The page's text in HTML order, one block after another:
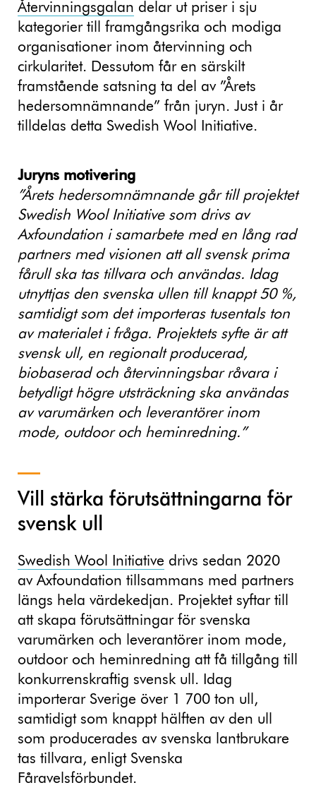
Återvinningsgalan delar ut priser i sju
kategorier till framgångsrika och modiga
organisationer inom återvinning och
cirkularitet. Dessutom får en särskilt
framstående satsning ta del av ”Årets
hedersomnämnande” från juryn. Just i år
tilldelas detta Swedish Wool Initiative.
Juryns motivering
”Årets hedersomnämnande går till projektet
Swedish Wool Initiative som drivs av
Axfoundation i samarbete med en lång rad
partners med visionen att all svensk prima
fårull ska tas tillvara och användas. Idag
utnyttjas den svenska ullen till knappt 50 %,
samtidigt som det importeras tusentals ton
av materialet i fråga. Projektets syfte är att
svensk ull, en regionalt producerad,
biobaserad och återvinningsbar råvara i
betydligt högre utsträckning ska användas
av varumärken och leverantörer inom
mode, outdoor och heminredning.”
Vill stärka förutsättningarna för
svensk ull
Swedish Wool Initiative drivs sedan 2020
av Axfoundation tillsammans med partners
längs hela värdekedjan. Projektet syftar till
att skapa förutsättningar för svenska
varumärken och leverantörer inom mode,
outdoor och heminredning att få tillgång till
konkurrenskraftig svensk ull. Idag
importerar Sverige över 1 700 ton ull,
samtidigt som knappt hälften av den ull
som producerades av svenska lantbrukare
tas tillvara, enligt Svenska
Fåravelsförbundet.